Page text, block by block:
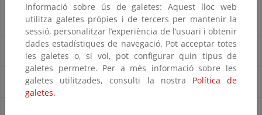
Mapa LULUCF. Año 2009
Mapa LULUCF. Año 2012
Mapa LULUCF. Año 2015
Informació sobre ús de galetes: Aquest lloc web
utilitza galetes pròpies i de tercers per mantenir la
sessió, personalitzar l’experiència de l’usuari i obtenir
dades estadístiques de navegació. Pot acceptar totes
les galetes o, si vol, pot configurar quin tipus de
galetes permetre. Per a més informació sobre les
galetes utilitzades, consulti la nostra Política de
galetes.